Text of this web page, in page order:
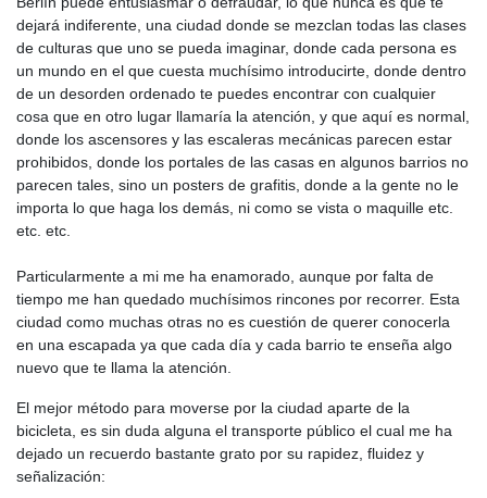
dejará indiferente, una ciudad donde se mezclan todas las clases
de culturas que uno se pueda imaginar, donde cada persona es
un mundo en el que cuesta muchísimo introducirte, donde dentro
de un desorden ordenado te puedes encontrar con cualquier
cosa que en otro lugar llamaría la atención, y que aquí es normal,
donde los ascensores y las escaleras mecánicas parecen estar
prohibidos, donde los portales de las casas en algunos barrios no
parecen tales, sino un posters de grafitis, donde a la gente no le
importa lo que haga los demás, ni como se vista o maquille etc.
etc. etc.
Particularmente a mi me ha enamorado, aunque por falta de
tiempo me han quedado muchísimos rincones por recorrer. Esta
ciudad como muchas otras no es cuestión de querer conocerla
en una escapada ya que cada día y cada barrio te enseña algo
nuevo que te llama la atención.
El mejor método para moverse por la ciudad aparte de la
bicicleta, es sin duda alguna el transporte público el cual me ha
dejado un recuerdo bastante grato por su rapidez, fluidez y
señalización: